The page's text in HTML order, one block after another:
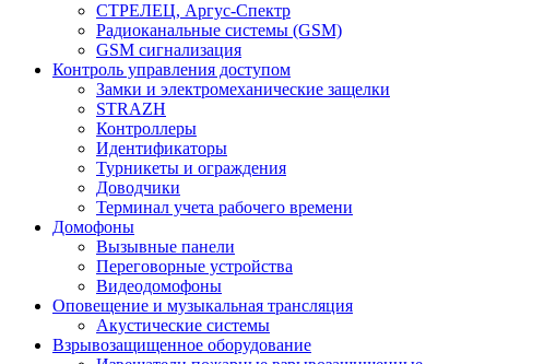
СТРЕЛЕЦ, Аргус-Спектр
Радиоканальные системы (GSM)
GSM сигнализация
Контроль управления доступом
Замки и электромеханические защелки
STRAZH
Контроллеры
Идентификаторы
Турникеты и ограждения
Доводчики
Терминал учета рабочего времени
Домофоны
Вызывные панели
Переговорные устройства
Видеодомофоны
Оповещение и музыкальная трансляция
Акустические системы
Взрывозащищенное оборудование